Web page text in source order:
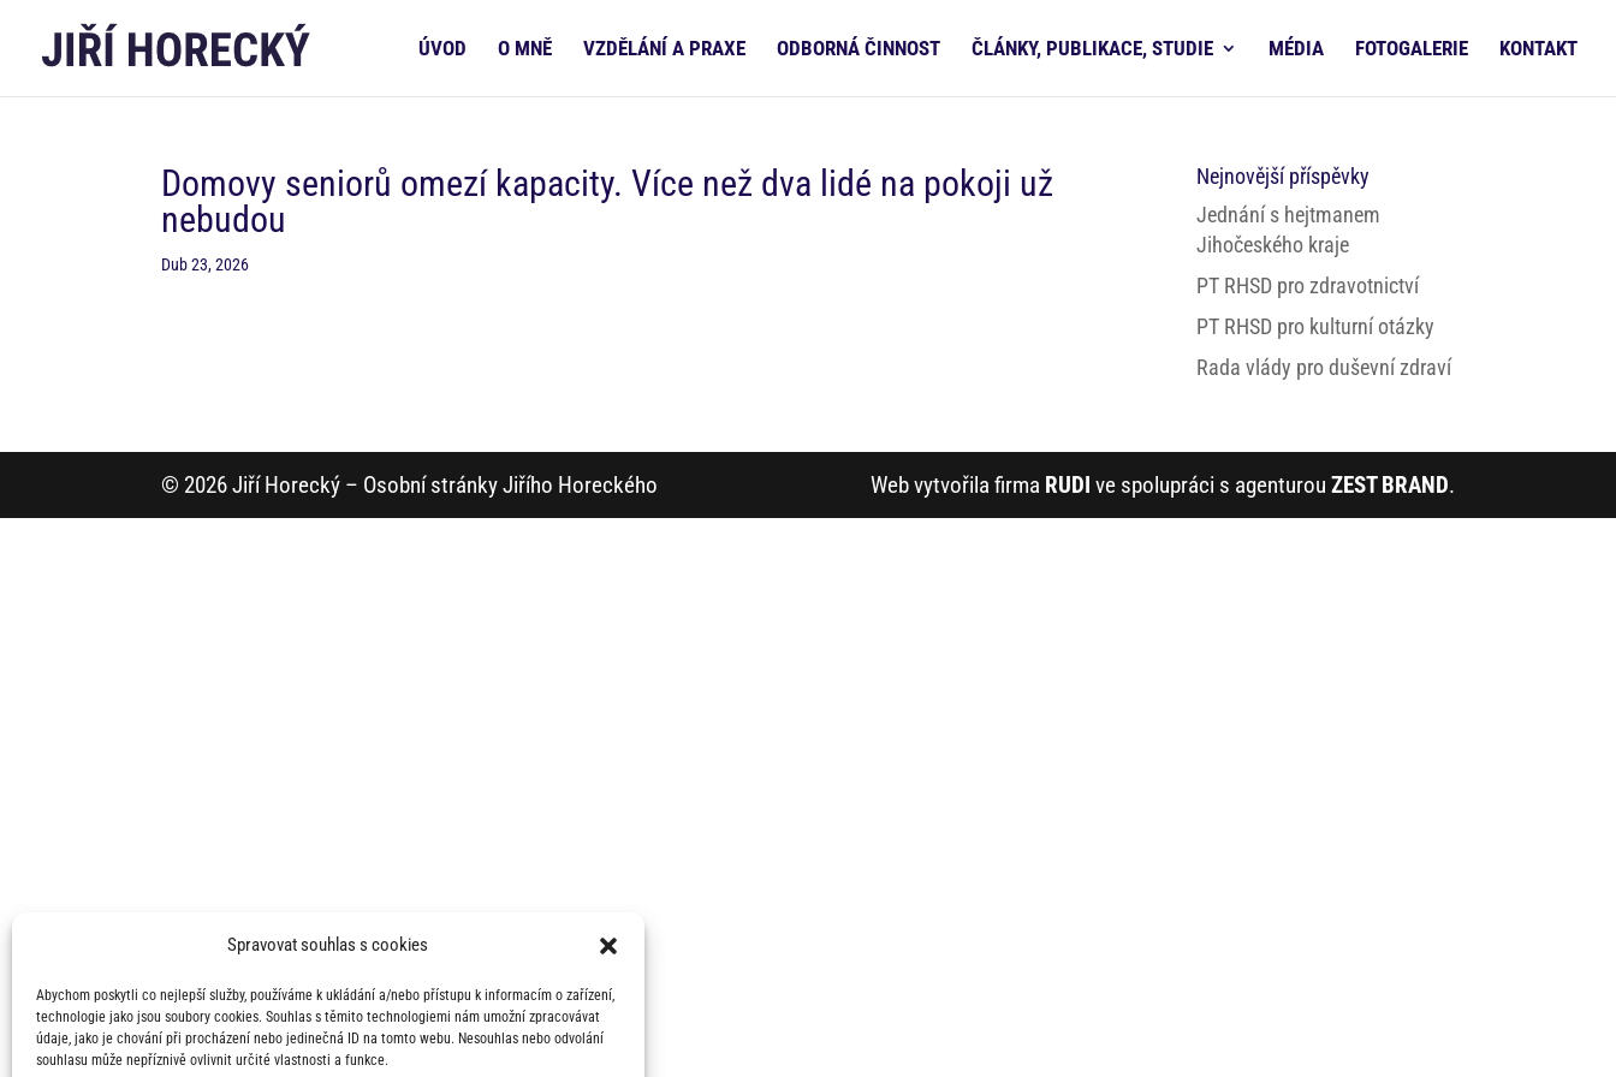
Spravovat souhlas s cookies
Abychom poskytli co nejlepší služby, používáme k ukládání a/nebo přístupu k informacím o zařízení,
technologie jako jsou soubory cookies. Souhlas s těmito technologiemi nám umožní zpracovávat
údaje, jako je chování při procházení nebo jedinečná ID na tomto webu. Nesouhlas nebo odvolání
souhlasu může nepříznivě ovlivnit určité vlastnosti a funkce.
ÚVOD O MNĚ VZDĚLÁNÍ A PRAXE ODBORNÁ ČINNOST ČLÁNKY, PUBLIKACE, STUDIE MÉDIA FOTOGALERIE KONTAKT
Domovy seniorů omezí kapacity. Více než dva lidé na pokoji už
nebudou
Dub 23, 2026
Nejnovější příspěvky
Jednání s hejtmanem
Jihočeského kraje
PT RHSD pro zdravotnictví
PT RHSD pro kulturní otázky
Rada vlády pro duševní zdraví
© 2026 Jiří Horecký – Osobní stránky Jiřího Horeckého Web vytvořila firma RUDI ve spolupráci s agenturou ZEST BRAND.